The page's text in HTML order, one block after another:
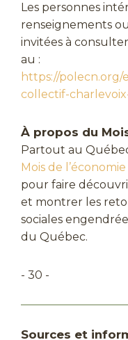
Les personnes
renseignements
invitées à
au :
https://
collectif-
À propos du
Partout au
Mois de
pour faire
et montrer les
sociales
du Québec.
- 30 -
Sources et